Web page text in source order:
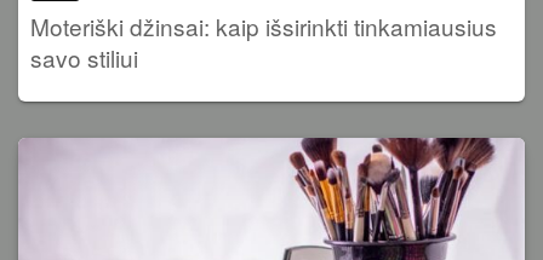
Moteriški džinsai: kaip išsirinkti tinkamiausius
savo stiliui